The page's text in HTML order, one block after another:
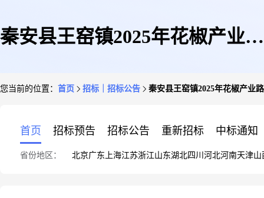
秦安县王窑镇2025年花椒产业路
您当前的位置： 首页 招标｜招标公告 秦安县王窑镇2025年花椒产业
首页 招标预告 招标公告 重新招标 中标通知
省份地区： 北京广东 上海江苏浙江山东湖北四川 河北河南天津山